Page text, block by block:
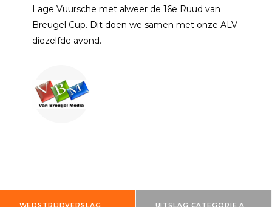
Lage Vuursche met alweer de 16e Ruud van
Breugel Cup. Dit doen we samen met onze ALV
diezelfde avond.
WEDSTRIJDVERSLAG UITSLAG CATEGORIE A